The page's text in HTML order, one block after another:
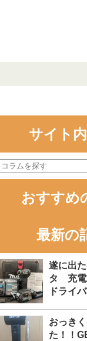
サイト
おすすめ
最新の
遂に出
タ 充電
ドライ
おっき
た！！